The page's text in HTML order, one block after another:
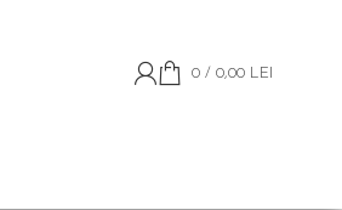
0 / 0,00 LEI